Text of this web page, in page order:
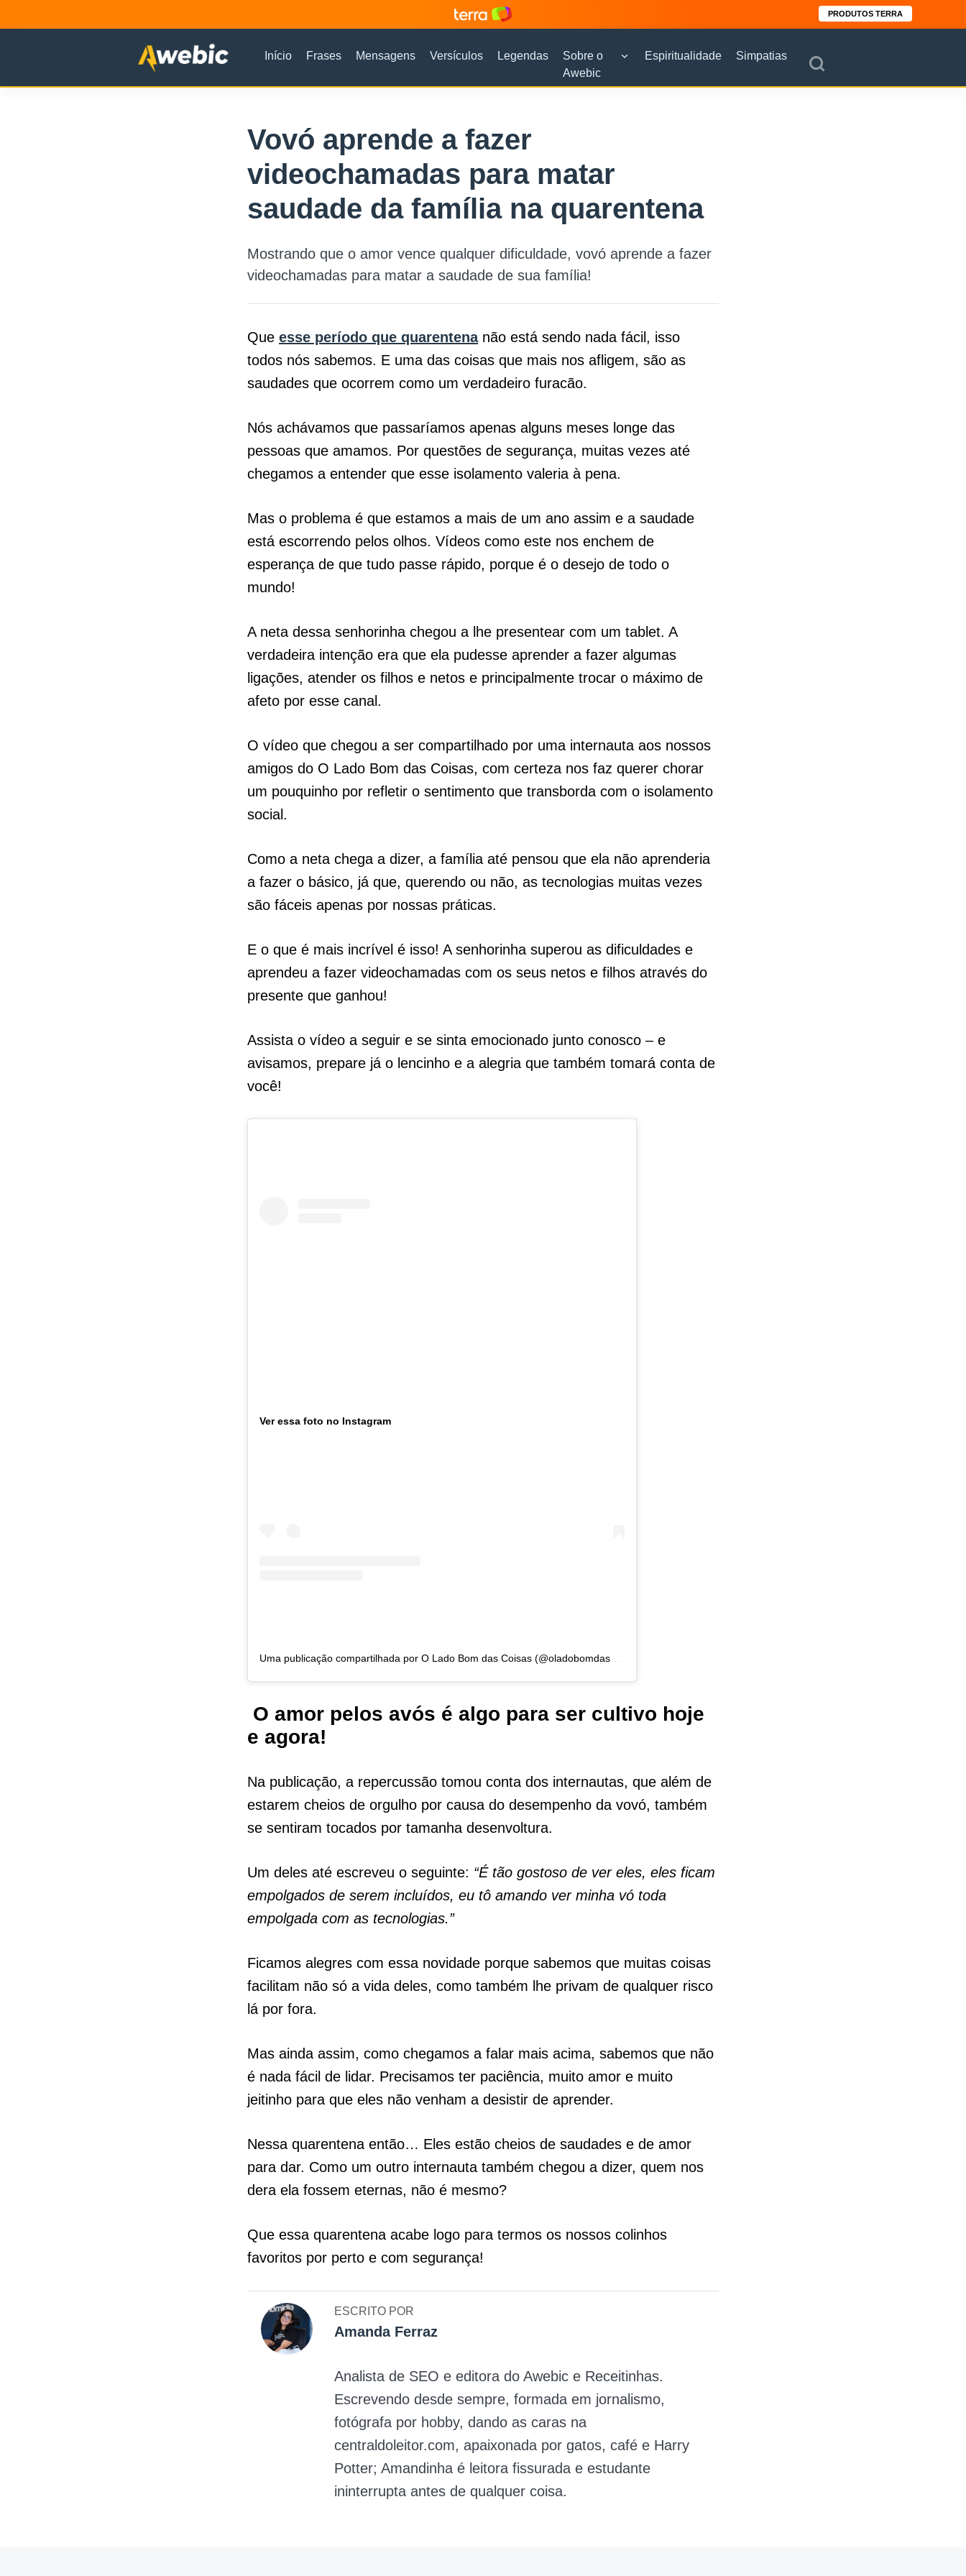
PRODUTOS TERRA
Início Frases Mensagens Versículos Legendas
Sobre o
Awebic
Espiritualidade Simpatias
Vovó aprende a fazer
videochamadas para matar
saudade da família na quarentena
Mostrando que o amor vence qualquer dificuldade, vovó aprende a fazer
videochamadas para matar a saudade de sua família!
Que esse período que quarentenanão está sendo nada fácil, isso
todos nós sabemos. E uma das coisas que mais nos afligem, são as
saudades que ocorrem como um verdadeiro furacão.
Nós achávamos que passaríamos apenas alguns meses longe das
pessoas que amamos. Por questões de segurança, muitas vezes até
chegamos a entender que esse isolamento valeria à pena.
Mas o problema é que estamos a mais de um ano assim e a saudade
está escorrendo pelos olhos. Vídeos como este nos enchem de
esperança de que tudo passe rápido, porque é o desejo de todo o
mundo!
A neta dessa senhorinha chegou a lhe presentear com um tablet. A
verdadeira intenção era que ela pudesse aprender a fazer algumas
ligações, atender os filhos e netos e principalmente trocar o máximo de
afeto por esse canal.
O vídeo que chegou a ser compartilhado por uma internauta aos nossos
amigos do O Lado Bom das Coisas, com certeza nos faz querer chorar
um pouquinho por refletir o sentimento que transborda com o isolamento
social.
Como a neta chega a dizer, a família até pensou que ela não aprenderia
a fazer o básico, já que, querendo ou não, as tecnologias muitas vezes
são fáceis apenas por nossas práticas.
E o que é mais incrível é isso! A senhorinha superou as dificuldades e
aprendeu a fazer videochamadas com os seus netos e filhos através do
presente que ganhou!
Assista o vídeo a seguir e se sinta emocionado junto conosco – e
avisamos, prepare já o lencinho e a alegria que também tomará conta de
você!
Ver essa foto no Instagram
O amor pelos avós é algo para ser cultivo hoje
e agora!
Na publicação, a repercussão tomou conta dos internautas, que além de
estarem cheios de orgulho por causa do desempenho da vovó, também
se sentiram tocados por tamanha desenvoltura.
Um deles até escreveu o seguinte: “É tão gostoso de ver eles, eles ficam
empolgados de serem incluídos, eu tô amando ver minha vó toda
empolgada com as tecnologias.”
Ficamos alegres com essa novidade porque sabemos que muitas coisas
facilitam não só a vida deles, como também lhe privam de qualquer risco
lá por fora.
Mas ainda assim, como chegamos a falar mais acima, sabemos que não
é nada fácil de lidar. Precisamos ter paciência, muito amor e muito
jeitinho para que eles não venham a desistir de aprender.
Nessa quarentena então… Eles estão cheios de saudades e de amor
para dar. Como um outro internauta também chegou a dizer, quem nos
dera ela fossem eternas, não é mesmo?
Que essa quarentena acabe logo para termos os nossos colinhos
favoritos por perto e com segurança!
ESCRITO POR
Amanda Ferraz
Analista de SEO e editora do Awebic e Receitinhas.
Escrevendo desde sempre, formada em jornalismo,
fotógrafa por hobby, dando as caras na
centraldoleitor.com, apaixonada por gatos, café e Harry
Potter; Amandinha é leitora fissurada e estudante
ininterrupta antes de qualquer coisa.